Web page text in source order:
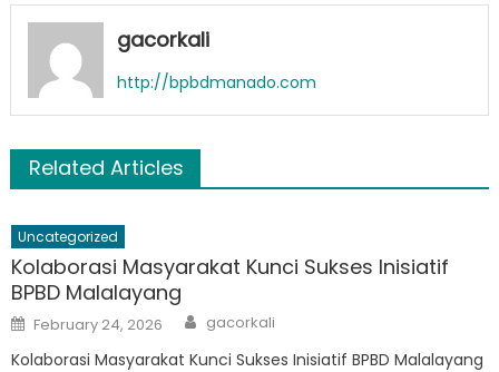
gacorkali
http://bpbdmanado.com
Related Articles
Uncategorized
Kolaborasi Masyarakat Kunci Sukses Inisiatif
BPBD Malalayang
Posted
on
February 24, 2026 Author
gacorkali
Kolaborasi Masyarakat Kunci Sukses Inisiatif BPBD Malalayang